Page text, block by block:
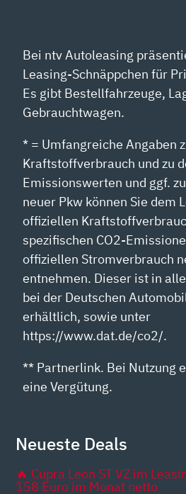
Bei ntv Autoleasing
Leasing-Schnäppchen für
Es gibt Bestellfahrzeuge,
Gebrauchtwagen.
* = Umfangreiche Angaben
Kraftstoffverbrauch und zu
Emissionswerten und ggf.
neuer Pkw können Sie dem
offiziellen
spezifischen CO2-
offiziellen Stromverbrauch
entnehmen. Dieser ist in
bei der Deutschen
erhältlich, sowie unter
https://www.dat.de/co2/.
** Partnerlink. Bei Nutzung
eine Vergütung.
Neueste Deals
🔥 Cupra Leon ST VZ im
158 Euro im Monat netto